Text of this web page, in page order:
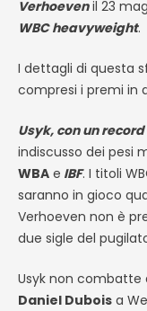
Verhoevenil 23
WBC heavyweight.
I dettagli di questa
compresi i premi in
Usyk, con un
indiscusso dei pesi
WBA e IBF. I titoli
saranno in gioco
Verhoeven non è
due sigle del
Usyk non combatte
Daniel Dubois a